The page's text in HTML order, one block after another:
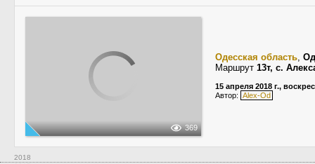
369
Одесская область,
Маршрут 13т, с.
15 апреля 2018 г.,
Автор: Alex-Od
2018